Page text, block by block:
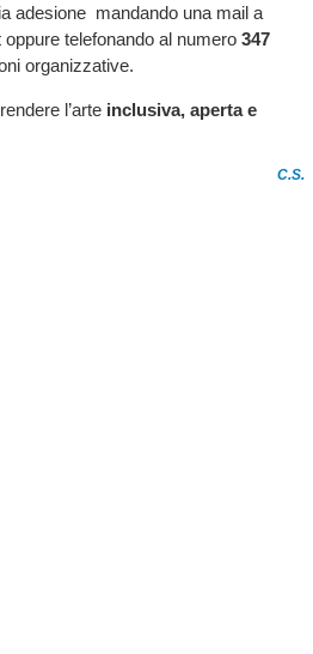
adesione mandando una mail a
telefonando al numero 347
organizzative.
l’arte inclusiva, aperta e
C.S.